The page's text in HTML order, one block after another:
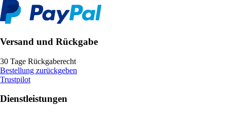
Versand und Rückgabe
30 Tage Rückgaberecht
Bestellung zurückgeben
Trustpilot
Dienstleistungen